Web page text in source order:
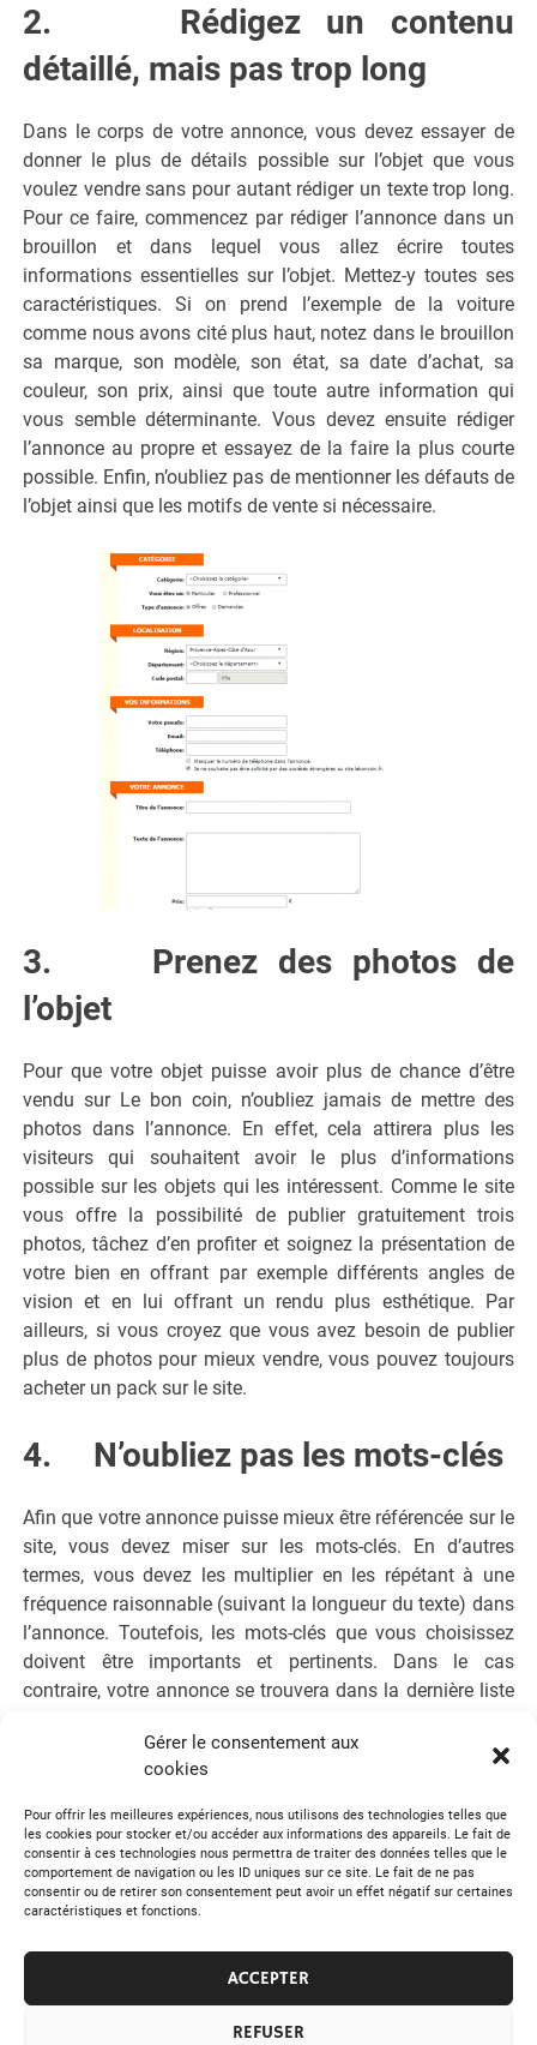
Gérer le consentement aux
cookies
Pour offrir les meilleures expériences, nous utilisons des technologies telles que
les cookies pour stocker et/ou accéder aux informations des appareils. Le fait de
consentir à ces technologies nous permettra de traiter des données telles que le
comportement de navigation ou les ID uniques sur ce site. Le fait de ne pas
consentir ou de retirer son consentement peut avoir un effet négatif sur certaines
caractéristiques et fonctions.
ACCEPTER
REFUSER
2. Rédigez un contenu
détaillé, mais pas trop long
Dans le corps de votre annonce, vous devez essayer de
donner le plus de détails possible sur l’objet que vous
voulez vendre sans pour autant rédiger un texte trop long.
Pour ce faire, commencez par rédiger l’annonce dans un
brouillon et dans lequel vous allez écrire toutes
informations essentielles sur l’objet. Mettez-y toutes ses
caractéristiques. Si on prend l’exemple de la voiture
comme nous avons cité plus haut, notez dans le brouillon
sa marque, son modèle, son état, sa date d’achat, sa
couleur, son prix, ainsi que toute autre information qui
vous semble déterminante. Vous devez ensuite rédiger
l’annonce au propre et essayez de la faire la plus courte
possible. Enfin, n’oubliez pas de mentionner les défauts de
l’objet ainsi que les motifs de vente si nécessaire.
3. Prenez des photos de
l’objet
Pour que votre objet puisse avoir plus de chance d’être
vendu sur Le bon coin, n’oubliez jamais de mettre des
photos dans l’annonce. En effet, cela attirera plus les
visiteurs qui souhaitent avoir le plus d’informations
possible sur les objets qui les intéressent. Comme le site
vous offre la possibilité de publier gratuitement trois
photos, tâchez d’en profiter et soignez la présentation de
votre bien en offrant par exemple différents angles de
vision et en lui offrant un rendu plus esthétique. Par
ailleurs, si vous croyez que vous avez besoin de publier
plus de photos pour mieux vendre, vous pouvez toujours
acheter un pack sur le site.
4. N’oubliez pas les mots-clés
Afin que votre annonce puisse mieux être référencée sur le
site, vous devez miser sur les mots-clés. En d’autres
termes, vous devez les multiplier en les répétant à une
fréquence raisonnable (suivant la longueur du texte) dans
l’annonce. Toutefois, les mots-clés que vous choisissez
doivent être importants et pertinents. Dans le cas
contraire, votre annonce se trouvera dans la dernière liste
aucun visiteur.
Tweetez Partagez Épingle
Internet & Logiciels
Navigation
de
« Découvrez l’Europe depuis un bateau de croisière
Devenir le leader d’un groupe en 10 étapes »